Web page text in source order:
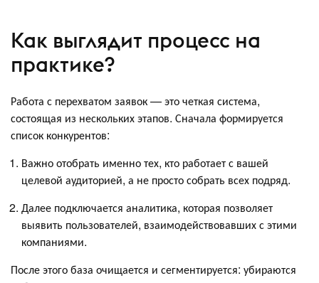
Как выглядит процесс на
практике?
Работа с перехватом заявок — это четкая система,
состоящая из нескольких этапов. Сначала формируется
список конкурентов:
Важно отобрать именно тех, кто работает с вашей
целевой аудиторией, а не просто собрать всех подряд.
Далее подключается аналитика, которая позволяет
выявить пользователей, взаимодействовавших с этими
компаниями.
После этого база очищается и сегментируется: убираются